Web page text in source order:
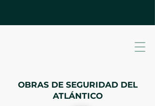
OBRAS DE SEGURIDAD DEL
ATLÁNTICO